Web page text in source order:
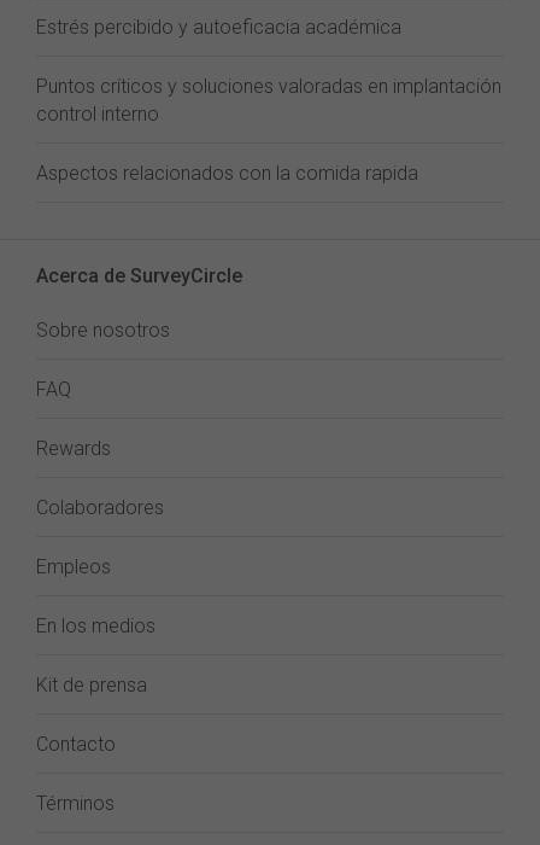
Estrés percibido y autoeficacia académica
Puntos críticos y soluciones valoradas en implantación
control interno
Aspectos relacionados con la comida rapida
Acerca de SurveyCircle
Sobre nosotros
FAQ
Rewards
Colaboradores
Empleos
En los medios
Kit de prensa
Contacto
Términos